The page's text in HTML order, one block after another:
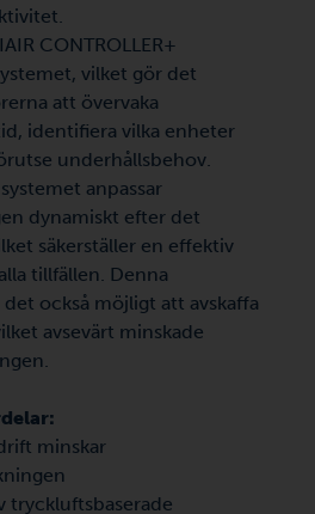
CONTROLLER+
vilket gör det
att övervaka
identifiera vilka enheter
underhållsbehov.
anpassar
dynamiskt efter det
säkerställer en effektiv
tillfällen. Denna
också möjligt att avskaffa
avsevärt minskade
minskar
tryckluftsbaserade